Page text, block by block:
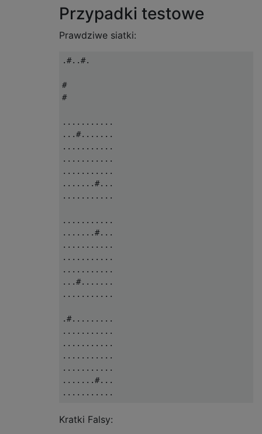
Przypadki testowe
Prawdziwe siatki:
.#..#.
#
#
...........
...#.......
...........
...........
...........
.......#...
...........
...........
.......#...
...........
...........
...........
...#.......
...........
.#.........
...........
...........
...........
...........
.......#...
...........
...........
Kratki Falsy: